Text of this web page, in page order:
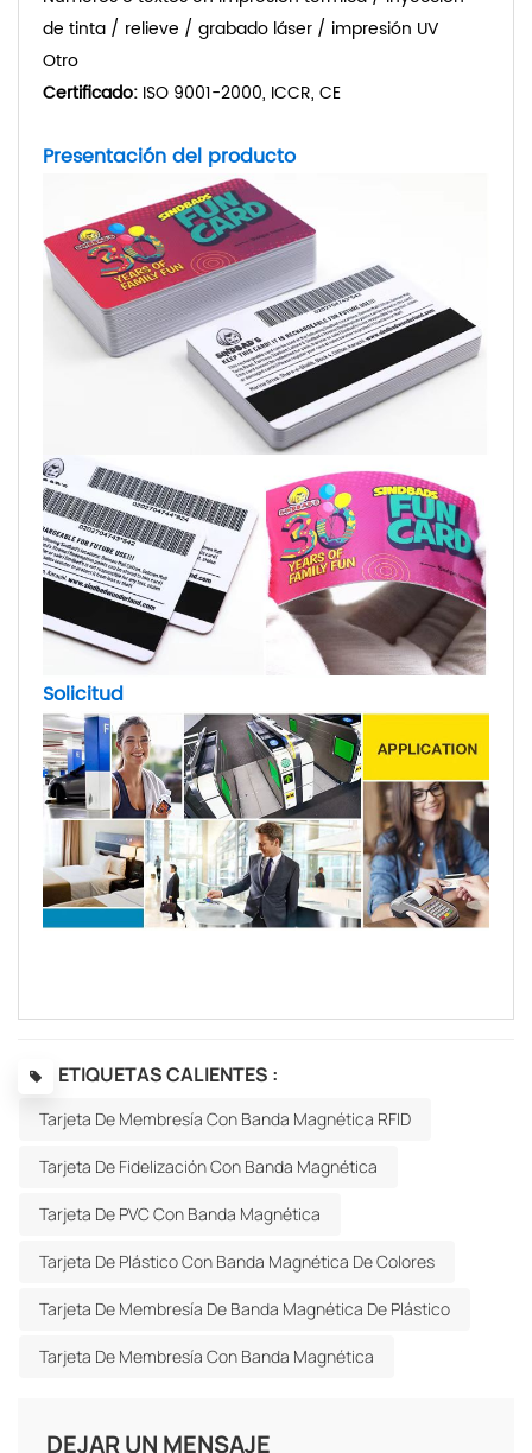
de tinta / relieve / grabado láser / impresión UV
Otro
Certificado: ISO 9001-2000, ICCR, CE
Presentación del producto
Solicitud
ETIQUETAS CALIENTES :
Tarjeta De Membresía Con Banda Magnética RFID
Tarjeta De Fidelización Con Banda Magnética
Tarjeta De PVC Con Banda Magnética
Tarjeta De Plástico Con Banda Magnética De Colores
Tarjeta De Membresía De Banda Magnética De Plástico
Tarjeta De Membresía Con Banda Magnética
DEJAR UN MENSAJE